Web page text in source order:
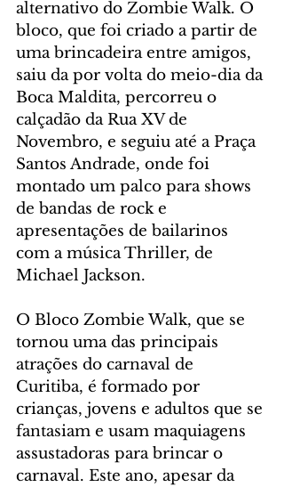
alternativo do Zombie Walk. O
bloco, que foi criado a partir de
uma brincadeira entre amigos,
saiu da por volta do meio-dia da
Boca Maldita, percorreu o
calçadão da Rua XV de
Novembro, e seguiu até a Praça
Santos Andrade, onde foi
montado um palco para shows
de bandas de rock e
apresentações de bailarinos
com a música Thriller, de
Michael Jackson.
O Bloco Zombie Walk, que se
tornou uma das principais
atrações do carnaval de
Curitiba, é formado por
crianças, jovens e adultos que se
fantasiam e usam maquiagens
assustadoras para brincar o
carnaval. Este ano, apesar da